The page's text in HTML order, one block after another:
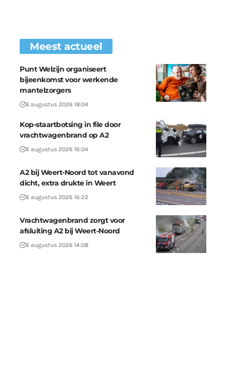
Meest actueel
Punt Welzijn organiseert
bijeenkomst voor werkende
mantelzorgers
6 augustus 2026 18:04
Kop-staartbotsing in file door
vrachtwagenbrand op A2
6 augustus 2026 16:04
A2 bij Weert-Noord tot vanavond
dicht, extra drukte in Weert
6 augustus 2026 16:22
Vrachtwagenbrand zorgt voor
afsluiting A2 bij Weert-Noord
6 augustus 2026 14:08